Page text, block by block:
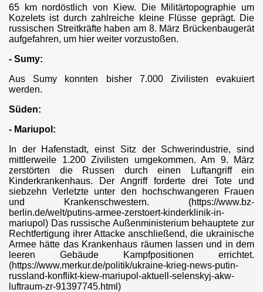
65 km nordöstlich von Kiew. Die Militärtopographie um
Kozelets ist durch zahlreiche kleine Flüsse geprägt. Die
russischen Streitkräfte haben am 8. März Brückenbaugerät
aufgefahren, um hier weiter vorzustoßen.
- Sumy:
Aus Sumy konnten bisher 7.000 Zivilisten evakuiert
werden.
Süden:
- Mariupol:
In der Hafenstadt, einst Sitz der Schwerindustrie, sind
mittlerweile 1.200 Zivilisten umgekommen. Am 9. März
zerstörten die Russen durch einen Luftangriff ein
Kinderkrankenhaus. Der Angriff forderte drei Tote und
siebzehn Verletzte unter den hochschwangeren Frauen
und Krankenschwestern. (https://www.bz-
berlin.de/welt/putins-armee-zerstoert-kinderklinik-in-
mariupol) Das russische Außenministerium behauptete zur
Rechtfertigung ihrer Attacke anschließend, die ukrainische
Armee hätte das Krankenhaus räumen lassen und in dem
leeren Gebäude Kampfpositionen errichtet.
(https://www.merkur.de/politik/ukraine-krieg-news-putin-
russland-konflikt-kiew-mariupol-aktuell-selenskyj-akw-
luftraum-zr-91397745.html)
getötet
islamistischer Piraten
und Cambrils
und-Spangdahlem